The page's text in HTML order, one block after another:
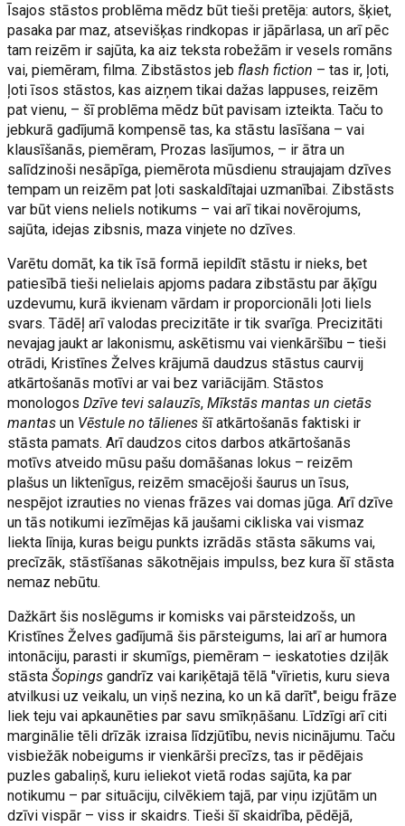
Īsajos stāstos problēma mēdz būt tieši pretēja: autors, šķiet,
pasaka par maz, atsevišķas rindkopas ir jāpārlasa, un arī pēc
tam reizēm ir sajūta, ka aiz teksta robežām ir vesels romāns
vai, piemēram, filma. Zibstāstos jeb flash fiction – tas ir, ļoti,
ļoti īsos stāstos, kas aizņem tikai dažas lappuses, reizēm
pat vienu, – šī problēma mēdz būt pavisam izteikta. Taču to
jebkurā gadījumā kompensē tas, ka stāstu lasīšana – vai
klausīšanās, piemēram, Prozas lasījumos, – ir ātra un
salīdzinoši nesāpīga, piemērota mūsdienu straujajam dzīves
tempam un reizēm pat ļoti saskaldītajai uzmanībai. Zibstāsts
var būt viens neliels notikums – vai arī tikai novērojums,
sajūta, idejas zibsnis, maza vinjete no dzīves.
Varētu domāt, ka tik īsā formā iepildīt stāstu ir nieks, bet
patiesībā tieši nelielais apjoms padara zibstāstu par āķīgu
uzdevumu, kurā ikvienam vārdam ir proporcionāli ļoti liels
svars. Tādēļ arī valodas precizitāte ir tik svarīga. Precizitāti
nevajag jaukt ar lakonismu, askētismu vai vienkāršību – tieši
otrādi, Kristīnes Želves krājumā daudzus stāstus caurvij
atkārtošanās motīvi ar vai bez variācijām. Stāstos
monologos Dzīve tevi salauzīs,Mīkstās mantas un cietās
mantas un Vēstule no tālienes šī atkārtošanās faktiski ir
stāsta pamats. Arī daudzos citos darbos atkārtošanās
motīvs atveido mūsu pašu domāšanas lokus – reizēm
plašus un liktenīgus, reizēm smacējoši šaurus un īsus,
nespējot izrauties no vienas frāzes vai domas jūga. Arī dzīve
un tās notikumi iezīmējas kā jaušami cikliska vai vismaz
liekta līnija, kuras beigu punkts izrādās stāsta sākums vai,
precīzāk, stāstīšanas sākotnējais impulss, bez kura šī stāsta
nemaz nebūtu.
Dažkārt šis noslēgums ir komisks vai pārsteidzošs, un
Kristīnes Želves gadījumā šis pārsteigums, lai arī ar humora
intonāciju, parasti ir skumīgs, piemēram – ieskatoties dziļāk
stāstaŠopings gandrīz vai kariķētajā tēlā "vīrietis, kuru sieva
atvilkusi uz veikalu, un viņš nezina, ko un kā darīt", beigu frāze
liek teju vai apkaunēties par savu smīkņāšanu. Līdzīgi arī citi
marginālie tēli drīzāk izraisa līdzjūtību, nevis nicinājumu. Taču
visbiežāk nobeigums ir vienkārši precīzs, tas ir pēdējais
puzles gabaliņš, kuru ieliekot vietā rodas sajūta, ka par
notikumu – par situāciju, cilvēkiem tajā, par viņu izjūtām un
dzīvi vispār – viss ir skaidrs. Tieši šī skaidrība, pēdējā,